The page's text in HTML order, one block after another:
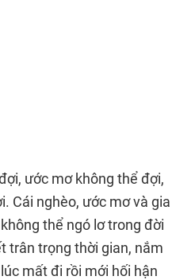
ước mơ không thể đợi,
Cái nghèo, ước mơ và gia
thể ngó lơ trong đời
trân trọng thời gian, nắm
mất đi rồi mới hối hận